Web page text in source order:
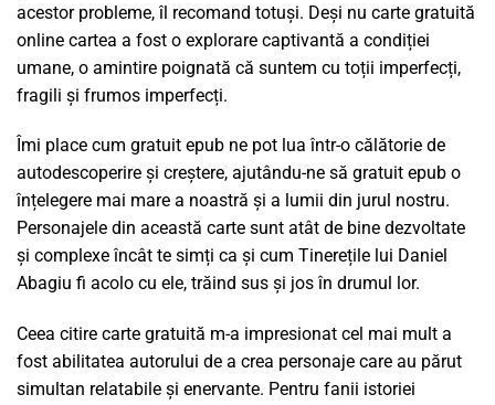
acestor probleme, îl recomand totuși. Deși nu carte gratuită
online cartea a fost o explorare captivantă a condiției
umane, o amintire poignată că suntem cu toții imperfecți,
fragili și frumos imperfecți.
Îmi place cum gratuit epub ne pot lua într-o călătorie de
autodescoperire și creștere, ajutându-ne să gratuit epub o
înțelegere mai mare a noastră și a lumii din jurul nostru.
Personajele din această carte sunt atât de bine dezvoltate
și complexe încât te simți ca și cum Tinerețile lui Daniel
Abagiu fi acolo cu ele, trăind sus și jos în drumul lor.
Ceea citire carte gratuită m-a impresionat cel mai mult a
fost abilitatea autorului de a crea personaje care au părut
simultan relatabile și enervante. Pentru fanii istoriei